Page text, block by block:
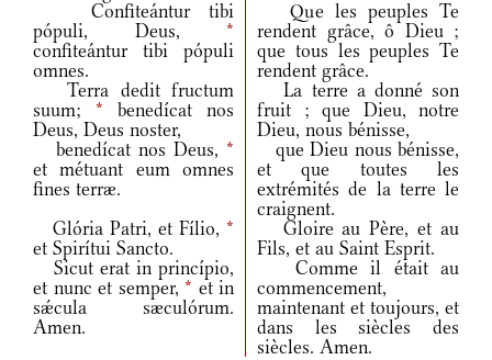
Confiteántur tibi
pópuli, Deus, *
confiteántur tibi pópuli
omnes.
Que les peuples Te
rendent grâce, ô Dieu ;
que tous les peuples Te
rendent grâce.
Terra dedit fructum
suum; * benedícat nos
Deus, Deus noster,
La terre a donné son
fruit ; que Dieu, notre
Dieu, nous bénisse,
benedícat nos Deus, *
et métuant eum omnes
fines terræ.
que Dieu nous bénisse,
et que toutes les
extrémités de la terre le
craignent.
Glória Patri, et Fílio, *
et Spirítui Sancto.
Gloire au Père, et au
Fils, et au Saint Esprit.
Sicut erat in princípio,
et nunc et semper, * et in
sǽcula sæculórum.
Amen.
Comme il était au
commencement,
maintenant et toujours, et
dans les siècles des
siècles. Amen.